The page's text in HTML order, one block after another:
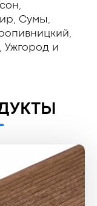
Сумы,
Ужгород и